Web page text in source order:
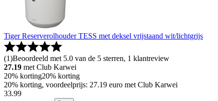
Tiger Reserverolhouder TESS met deksel vrijstaand wit/lichtgrijs
(1)Beoordeeld met 5.0 van de 5 sterren, 1 klantreview
27.19 met Club Karwei
20% korting20% korting
20% korting, voordeelprijs: 27.19 euro met Club Karwei
33.99